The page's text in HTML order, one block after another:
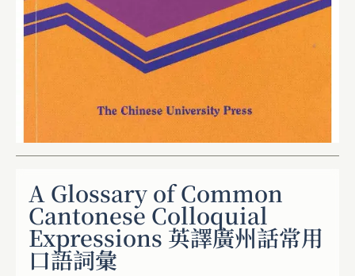
A Glossary of Common
Cantonese Colloquial
Expressions 英譯廣州話常用
口語詞彙